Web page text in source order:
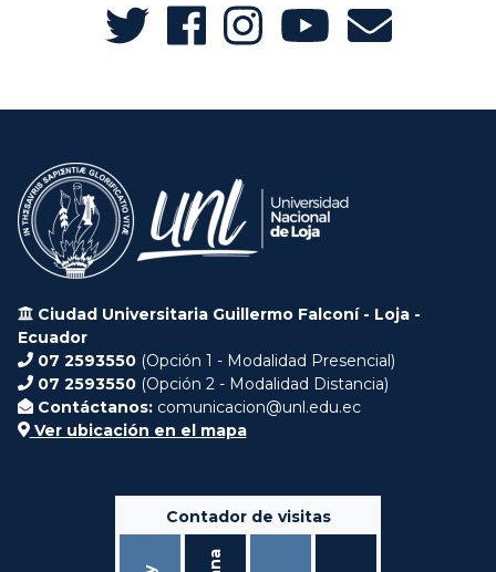
Ciudad Universitaria Guillermo Falconí - Loja -
Ecuador
07 2593550 (Opción 1 - Modalidad Presencial)
07 2593550 (Opción 2 - Modalidad Distancia)
Contáctanos: comunicacion@unl.edu.ec
Ver ubicación en el mapa
Contador de visitas